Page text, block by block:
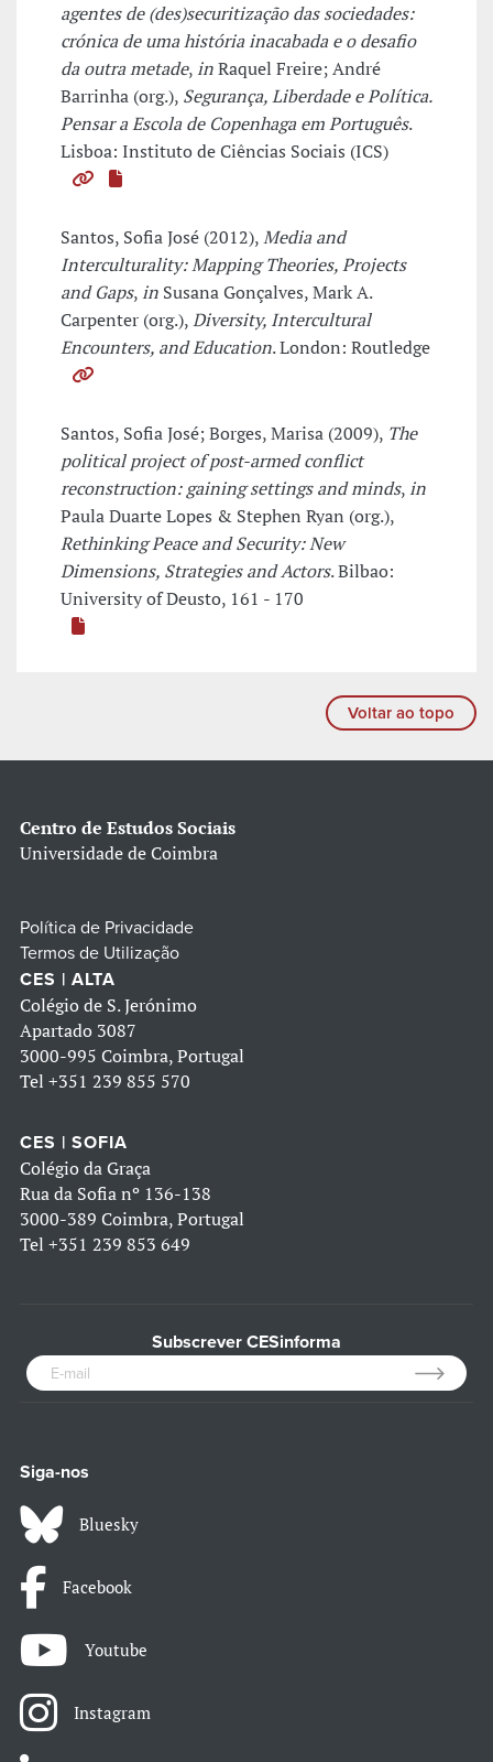
agentes de (des)securitização das sociedades:
crónica de uma história inacabada e o desafio
da outra metade,inRaquel Freire; André
Barrinha (org.), Segurança, Liberdade e Política.
Pensar a Escola de Copenhaga em Português.
Lisboa: Instituto de Ciências Sociais (ICS)
Santos, Sofia José (2012),Media and
Interculturality: Mapping Theories, Projects
and Gaps,in Susana Gonçalves, Mark A.
Carpenter (org.),Diversity, Intercultural
Encounters, and Education. London: Routledge
Santos, Sofia José; Borges, Marisa (2009), The
political project of post-armed conflict
reconstruction: gaining settings and minds,in
Paula Duarte Lopes & Stephen Ryan (org.),
Rethinking Peace and Security: New
Dimensions, Strategies and Actors. Bilbao:
University of Deusto, 161 - 170
Voltar ao topo
Centro de Estudos Sociais
Universidade de Coimbra
Política de Privacidade
Termos de Utilização
CES | ALTA
Colégio de S. Jerónimo
Apartado 3087
3000-995 Coimbra, Portugal
Tel +351 239 855 570
CES | SOFIA
Colégio da Graça
Rua da Sofia nº 136-138
3000-389 Coimbra, Portugal
Tel +351 239 853 649
Subscrever CESinforma
Siga-nos
Bluesky
Facebook
Youtube
Instagram